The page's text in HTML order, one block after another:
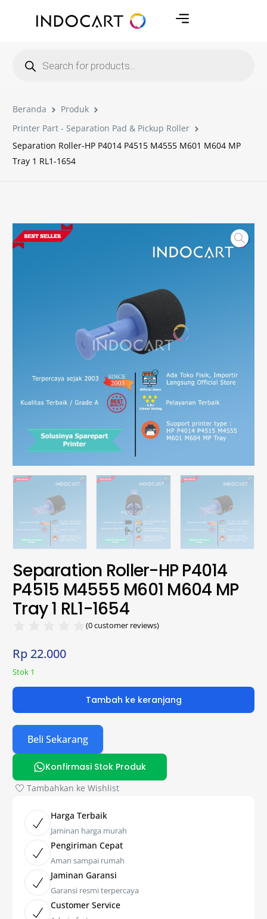
Beranda
Produk
Printer Part - Separation Pad & Pickup Roller
Separation Roller-HP P4014 P4515 M4555 M601 M604 MP
Tray 1 RL1-1654
Separation Roller-HP P4014
P4515 M4555 M601 M604 MP
Tray 1 RL1-1654
(0customer reviews)
Rp 22.000
Stok 1
Tambah ke keranjang
Beli Sekarang
Konfirmasi Stok Produk
Tambahkan ke Wishlist
Harga Terbaik
Jaminan harga murah
Pengiriman Cepat
Aman sampai rumah
Jaminan Garansi
Garansi resmi terpercaya
Customer Service